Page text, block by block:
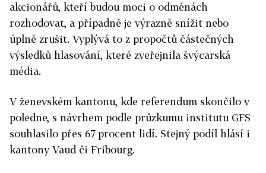
akcionářů, kteří budou moci o odměnách
rozhodovat, a případně je výrazně snížit nebo
úplně zrušit. Vyplývá to z propočtů částečných
výsledků hlasování, které zveřejnila švýcarská
média.
V ženevském kantonu, kde referendum skončilo v
poledne, s návrhem podle průzkumu institutu GFS
souhlasilo přes 67 procent lidí. Stejný podíl hlásí i
kantony Vaud či Fribourg.